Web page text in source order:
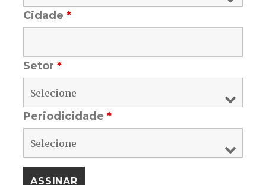
Cidade*
Setor*
Periodicidade*